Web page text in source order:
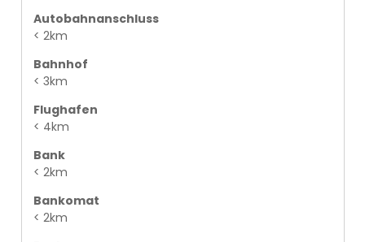
Autobahnanschluss
< 2km
Bahnhof
< 3km
Flughafen
< 4km
Bank
< 2km
Bankomat
< 2km